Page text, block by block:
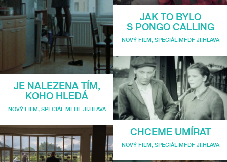
JE NALEZENA TÍM,
KOHO HLEDÁ
NOVÝ FILM, SPECIÁL MFDF JI.HLAVA
JAK TO BYLO
S PONGO CALLING
NOVÝ FILM, SPECIÁL MFDF JI.HLAVA
CHCEME UMÍRAT
NOVÝ FILM SPECIÁL MFDF JI.HLAVA